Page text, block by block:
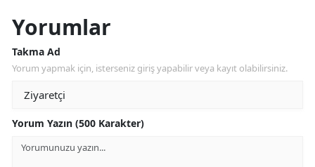
Yorumlar
Takma Ad
Yorum yapmak için, isterseniz giriş yapabilir veya kayıt olabilirsiniz.
Yorum Yazın (500 Karakter)